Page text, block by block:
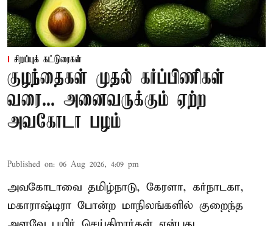
சிறப்புக் கட்டுரைகள்
குழந்தைகள் முதல் கர்ப்பிணிகள்
வரை... அனைவருக்கும் ஏற்ற
அவகோடா பழம்
Published on: 06 Aug 2026, 4:09 pm
அவகோடாவை தமிழ்நாடு, கேரளா, கர்நாடகா,
மகாராஷ்டிரா போன்ற மாநிலங்களில் குறைந்த